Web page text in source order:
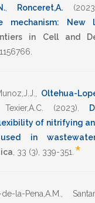
, Ronceret,A.
mechanism: New
in Cell and
1156766
Oltehua-
Texier,A.C. (2023)
of nitrifying
in
33 (3), 339-351 *
la-Pena,A.M.